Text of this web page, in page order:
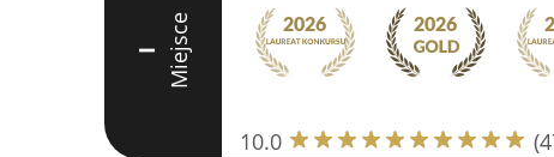
I Miejsce
10.0